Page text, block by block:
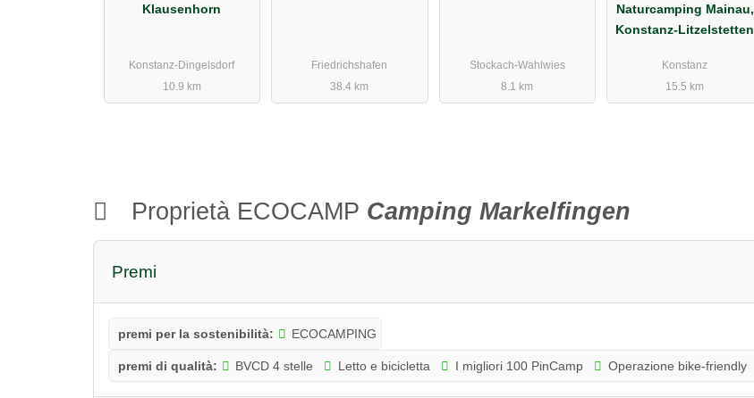
Klausenhorn
Konstanz-Dingelsdorf
10.9 km
Friedrichshafen
38.4 km
Stockach-Wahlwies
8.1 km
Naturcamping Mainau,
Konstanz-Litzelstetten
Konstanz
15.5 km
Proprietà ECOCAMP Camping Markelfingen
Premi
premi per la sostenibilità: ECOCAMPING
premi di qualità: BVCD 4 stelle Letto e bicicletta I migliori 100 PinCamp Operazione bike-friendly